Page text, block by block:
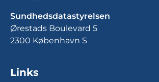
Sundhedsdatastyrelsen
Ørestads Boulevard 5
2300 København S
Links